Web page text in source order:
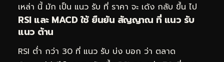
เหล่า นี้ มัก เป็น แนว รับ ที่ ราคา จะ เด้ง กลับ ขึ้น ไป
RSI และ MACD ใช้ ยืนยัน สัญญาณ ที่ แนว รับ
แนว ต้าน
RSI ต่ำ กว่า 30 ที่ แนว รับ บ่ง บอก ว่า ตลาด